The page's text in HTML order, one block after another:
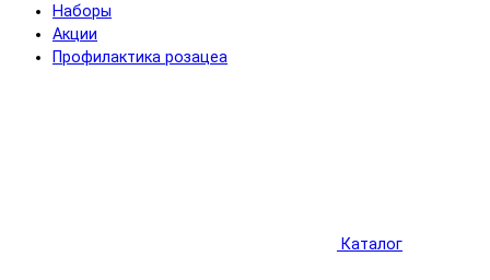
Наборы
Акции
Профилактика розацеа
Каталог